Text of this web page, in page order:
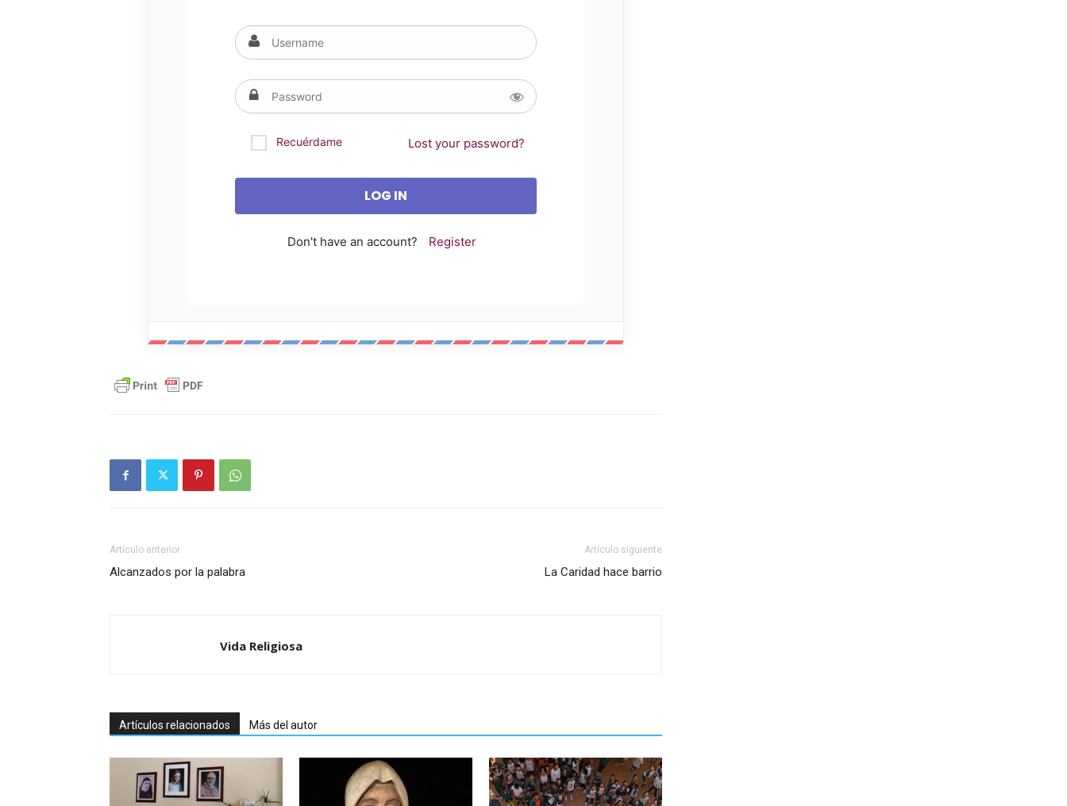
Recuérdame Lost your password?
Don't have an account? Register
Artículo anterior
Alcanzados por la palabra
Artículo siguiente
La Caridad hace barrio
Vida Religiosa
Artículos relacionados Más del autor